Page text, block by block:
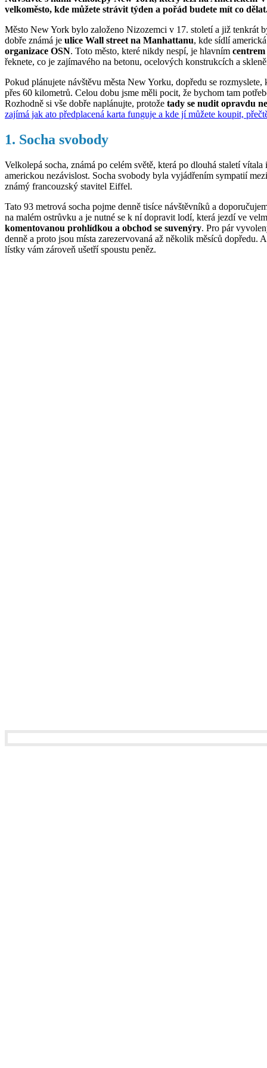
velkoměsto, kde můžete strávit týden a pořád budete mít co
Město New York bylo založeno Nizozemci v 17. století a již tenkrát
dobře známá je ulice Wall street na Manhattanu, kde sídlí
organizace OSN. Toto město, které nikdy nespí, je hlavním
řeknete, co je zajímavého na betonu, ocelových konstrukcích a
Pokud plánujete návštěvu města New Yorku, dopředu se
přes 60 kilometrů. Celou dobu jsme měli pocit, že bychom tam
Rozhodně si vše dobře naplánujte, protože tady se nudit opravdu
zajímá jak ato předplacená karta funguje a kde jí můžete koupit,
1. Socha svobody
Velkolepá socha, známá po celém světě, která po dlouhá staletí
americkou nezávislost. Socha svobody byla vyjádřením sympatií
známý francouzský stavitel Eiffel.
Tato 93 metrová socha pojme denně tisíce návštěvníků a
na malém ostrůvku a je nutné se k ní dopravit lodí, která jezdí ve
komentovanou prohlídkou a obchod se suvenýry. Pro pár
denně a proto jsou místa zarezervovaná až několik měsíců
lístky vám zároveň ušetří spoustu peněz.